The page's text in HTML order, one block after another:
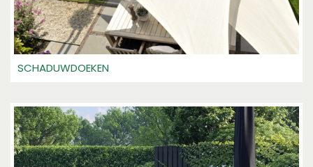
SCHADUWDOEKEN